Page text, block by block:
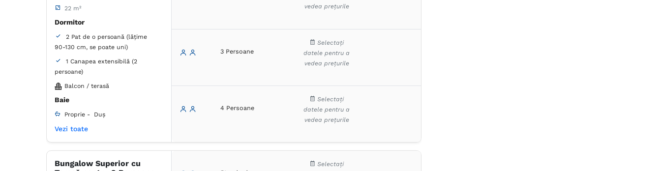
22 m²
Dormitor
2 Pat de o persoană (lățime
90-130 cm, se poate uni)
1 Canapea extensibilă (2
persoane)
Balcon / terasă
Baie
Proprie - Duș
Lenjerie de pat
Prosoape
Articole de toaletă gratuite
Vezi toate
vedea prețurile
3 Persoane
Selectați
datele pentru a
vedea prețurile
4 Persoane
Selectați
datele pentru a
vedea prețurile
Bungalow Superior cu
Selectați